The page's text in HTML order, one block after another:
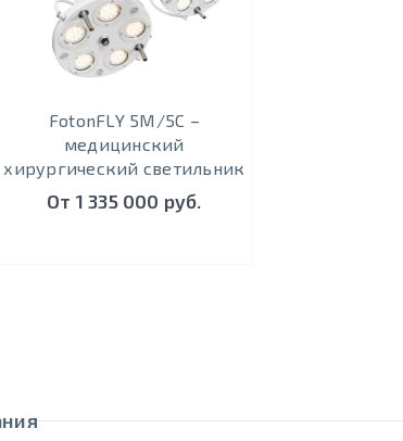
FotonFLY 5М/5С –
медицинский
хирургический светильник
От 1 335 000 руб.